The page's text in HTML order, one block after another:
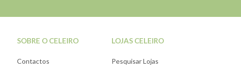
SOBRE O CELEIRO
Contactos
LOJAS CELEIRO
Pesquisar Lojas